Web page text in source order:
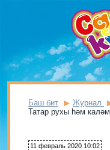
Баш бит Журнал
Татар рухы һәм каләм
11 февраль 2020 10:02